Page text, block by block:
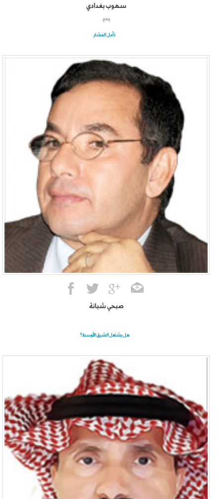
سهوب بغدادي
وهج
تأمل الفشار
صبحي شبانة
هل يشتعل الشرق الأوسط؟